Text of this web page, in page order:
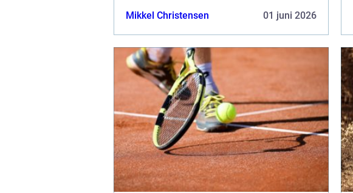
Mikkel Christensen 01 juni 2026